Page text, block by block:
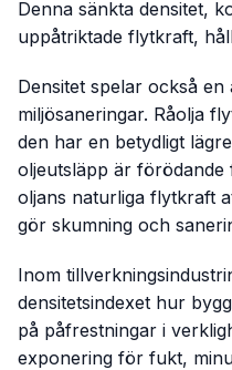
Denna sänkta densitet,
uppåtriktade flytkraft,
Densitet spelar också
miljösaneringar. Råolja
den har en betydligt
oljeutsläpp är
oljans naturliga flytkraft
gör skumning och
Inom
densitetsindexet hur
på påfrestningar i
exponering för fukt,